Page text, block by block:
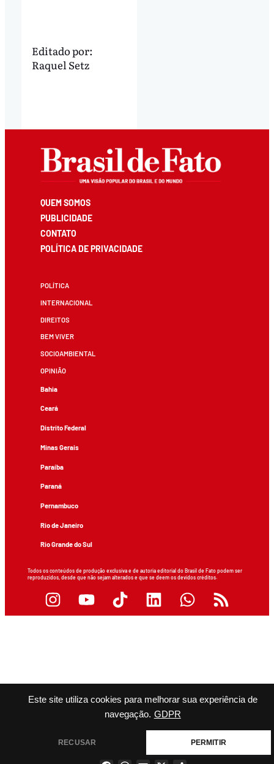
Este site utiliza cookies para melhorar sua experiência de
navegação. GDPR
RECUSAR PERMITIR
Editado por:
Raquel Setz
QUEM SOMOS
PUBLICIDADE
CONTATO
POLÍTICA DE PRIVACIDADE
POLÍTICA
INTERNACIONAL
DIREITOS
BEM VIVER
SOCIOAMBIENTAL
OPINIÃO
Bahia
Ceará
Distrito Federal
Minas Gerais
Paraíba
Paraná
Pernambuco
Rio de Janeiro
Rio Grande do Sul
Todos os conteúdos de produção exclusiva e de autoria editorial do Brasil de Fato podem ser
reproduzidos, desde que não sejam alterados e que se deem os devidos créditos.